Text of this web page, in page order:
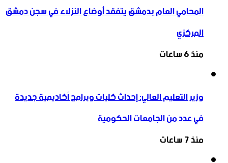
المحامي العام بدمشق يتفقد أوضاع النزلاء في سجن دمشق
المركزي
منذ 6 ساعات
وزير التعليم العالي: إحداث كليات وبرامج أكاديمية جديدة
في عدد من الجامعات الحكومية
منذ 7 ساعات